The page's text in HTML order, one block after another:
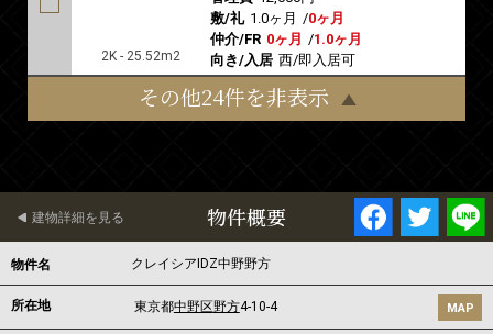
2K - 25.52m2
敷/礼 1.0ヶ月 /0ヶ月
仲介/FR 0ヶ月 /1.0ヶ月
向き/入居 西/即入居可
その他24件を非表示
物件概要
建物詳細を見る
物件名 クレイシアIDZ中野野方
所在地 東京都中野区野方4-10-4 MAP